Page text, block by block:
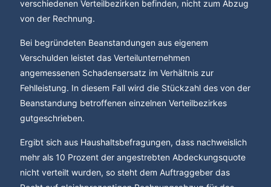
verschiedenen Verteilbezirken befinden, nicht zum Abzug
von der Rechnung.
Bei begründeten Beanstandungen aus eigenem
Verschulden leistet das Verteilunternehmen
angemessenen Schadensersatz im Verhältnis zur
Fehlleistung. In diesem Fall wird die Stückzahl des von der
Beanstandung betroffenen einzelnen Verteilbezirkes
gutgeschrieben.
Ergibt sich aus Haushaltsbefragungen, dass nachweislich
mehr als 10 Prozent der angestrebten Abdeckungsquote
nicht verteilt wurden, so steht dem Auftraggeber das